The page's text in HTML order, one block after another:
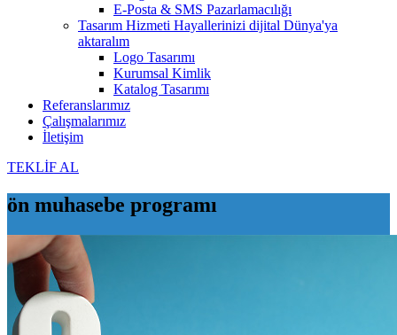
E-Posta & SMS Pazarlamacılığı
Tasarım Hizmeti Hayallerinizi dijital Dünya'ya
aktaralım
Logo Tasarımı
Kurumsal Kimlik
Katalog Tasarımı
Referanslarımız
Çalışmalarımız
İletişim
TEKLİF AL
ön muhasebe programı